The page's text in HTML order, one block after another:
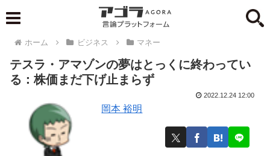
ホーム ビジネス マネー
テスラ・アマゾンの夢はとっくに終わってい
る：株価まだ下げ止まらず
岡本 裕明
2022.12.24 12:00